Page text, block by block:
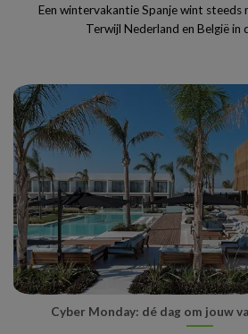
Een wintervakantie Spanje wint steeds
Terwijl Nederland en België in
Cyber Monday: dé dag om jouw